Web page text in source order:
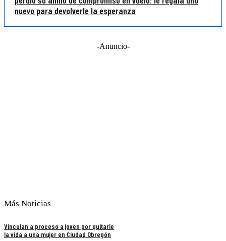
nuevo para devolverle la esperanza
-Anuncio-
Más Noticias
Vinculan a proceso a joven por quitarle
la vida a una mujer en Ciudad Obregón